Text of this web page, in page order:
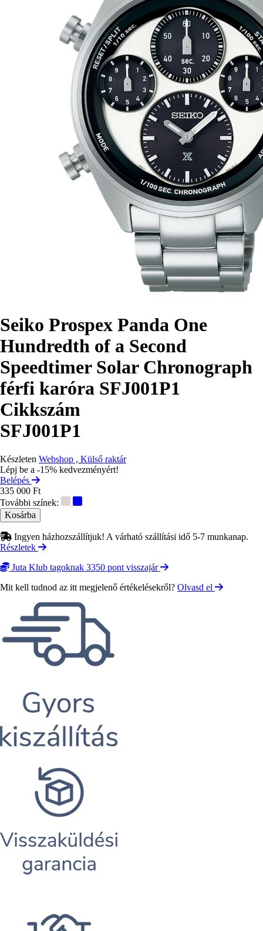
Seiko Prospex Panda One
Hundredth of a Second
Speedtimer Solar Chronograph
férfi karóra SFJ001P1
Cikkszám
SFJ001P1
Készleten Webshop , Külső raktár
Lépj be a -15% kedvezményért!
Belépés
335 000 Ft
További színek:
Ingyen házhozszállítjuk! A várható szállítási idő 5-7 munkanap.
Részletek
Juta Klub tagoknak 3350 pont visszajár
Mit kell tudnod az itt megjelenő értékelésekről? Olvasd el